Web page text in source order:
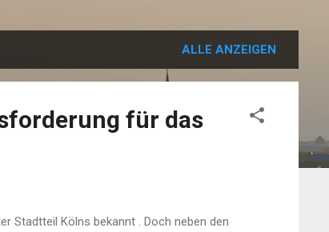
ALLE ANZEIGEN
für das
Stadtteil Kölns bekannt . Doch neben den